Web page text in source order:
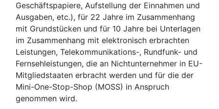
Geschäftspapiere, Aufstellung der Einnahmen und
Ausgaben, etc.), für 22 Jahre im Zusammenhang
mit Grundstücken und für 10 Jahre bei Unterlagen
im Zusammenhang mit elektronisch erbrachten
Leistungen, Telekommunikations-, Rundfunk- und
Fernsehleistungen, die an Nichtunternehmer in EU-
Mitgliedstaaten erbracht werden und für die der
Mini-One-Stop-Shop (MOSS) in Anspruch
genommen wird.